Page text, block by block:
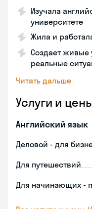
Изучала
университете
Жила и
Создает живые
реальные
Читать дальше
Услуги и
Английский язык
Деловой - для
Для путешествий
Для начинающих -